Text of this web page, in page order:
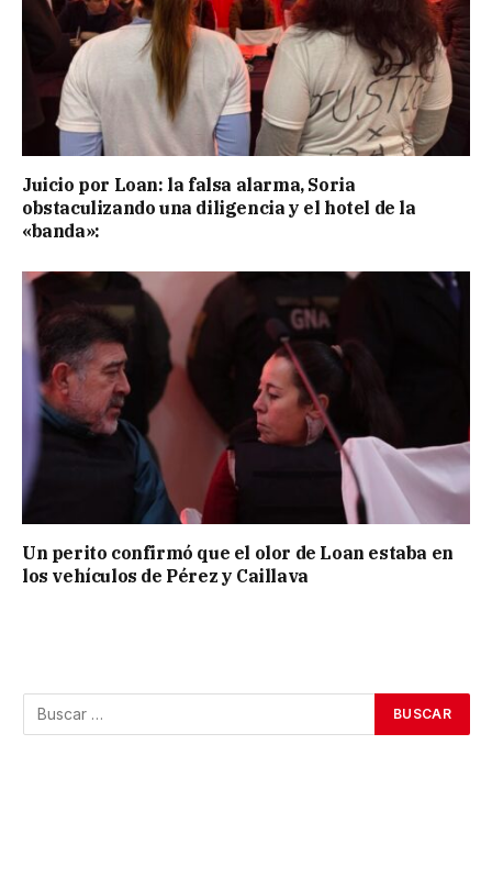
Juicio por Loan: la falsa alarma, Soria
obstaculizando una diligencia y el hotel de la
«banda»:
Un perito confirmó que el olor de Loan estaba en
los vehículos de Pérez y Caillava